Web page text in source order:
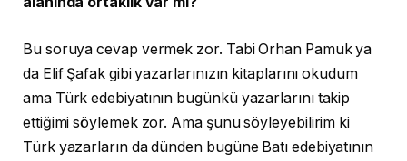
Bu soruya cevap vermek zor. Tabi Orhan Pamuk ya
da Elif Şafak gibi yazarlarınızın kitaplarını okudum
ama Türk edebiyatının bugünkü yazarlarını takip
ettiğimi söylemek zor. Ama şunu söyleyebilirim ki
Türk yazarların da dünden bugüne Batı edebiyatının